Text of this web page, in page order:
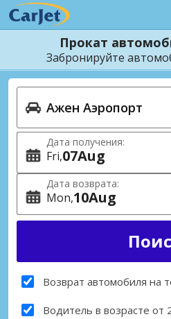
Прокат
Забронируйте
Дата получения:
Fri 07Aug
Дата возврата:
Mon 10Aug
Возврат автомобиля на
Водитель в возрасте от